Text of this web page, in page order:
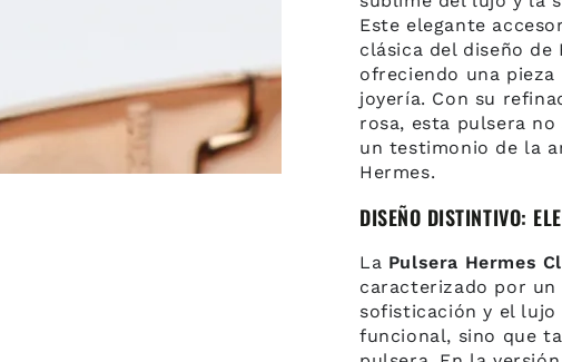
Este elegante
clásica del diseño
ofreciendo una
joyería. Con su
rosa, esta pulsera
un testimonio de la
Hermes.
DISEÑO DISTINTIVO:
La Pulsera Hermes
caracterizado por
sofisticación y el lujo
funcional, sino que